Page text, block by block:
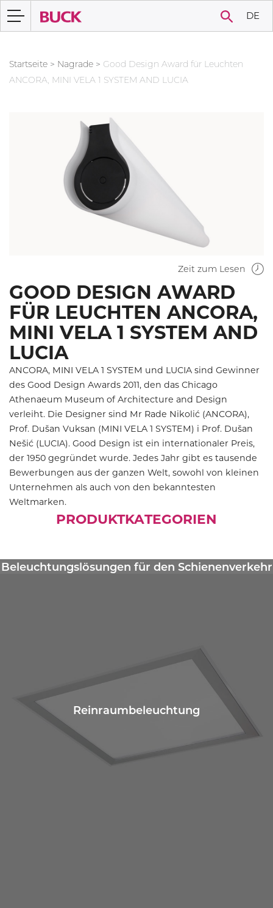
DE
Startseite > Nagrade > Good Design Award für Leuchten
ANCORA, MINI VELA 1 SYSTEM AND LUCIA
Zeit zum Lesen
GOOD DESIGN AWARD
FÜR LEUCHTEN ANCORA,
MINI VELA 1 SYSTEM AND
LUCIA
ANCORA, MINI VELA 1 SYSTEM und LUCIA sind Gewinner
des Good Design Awards 2011, den das Chicago
Athenaeum Museum of Architecture and Design
verleiht. Die Designer sind Mr Rade Nikolić (ANCORA),
Prof. Dušan Vuksan (MINI VELA 1 SYSTEM) i Prof. Dušan
Nešić (LUCIA). Good Design ist ein internationaler Preis,
der 1950 gegründet wurde. Jedes Jahr gibt es tausende
Bewerbungen aus der ganzen Welt, sowohl von kleinen
Unternehmen als auch von den bekanntesten
Weltmarken.
PRODUKTKATEGORIEN
Beleuchtungslösungen für den Schienenverkehr
Reinraumbeleuchtung